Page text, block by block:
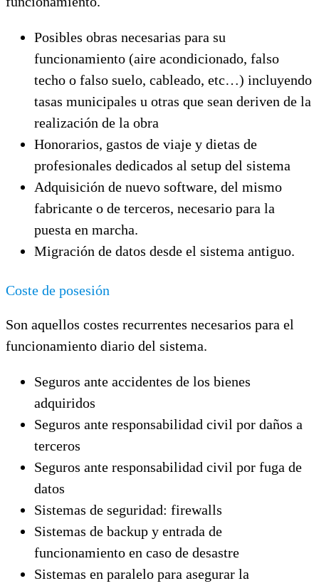
Posibles obras necesarias para su
funcionamiento (aire acondicionado, falso
techo o falso suelo, cableado, etc…) incluyendo
tasas municipales u otras que sean deriven de la
realización de la obra
Honorarios, gastos de viaje y dietas de
profesionales dedicados al setup del sistema
Adquisición de nuevo software, del mismo
fabricante o de terceros, necesario para la
puesta en marcha.
Migración de datos desde el sistema antiguo.
Coste de posesión
Son aquellos costes recurrentes necesarios para el
funcionamiento diario del sistema.
Seguros ante accidentes de los bienes
adquiridos
Seguros ante responsabilidad civil por daños a
terceros
Seguros ante responsabilidad civil por fuga de
datos
Sistemas de seguridad: firewalls
Sistemas de backup y entrada de
funcionamiento en caso de desastre
Sistemas en paralelo para asegurar la